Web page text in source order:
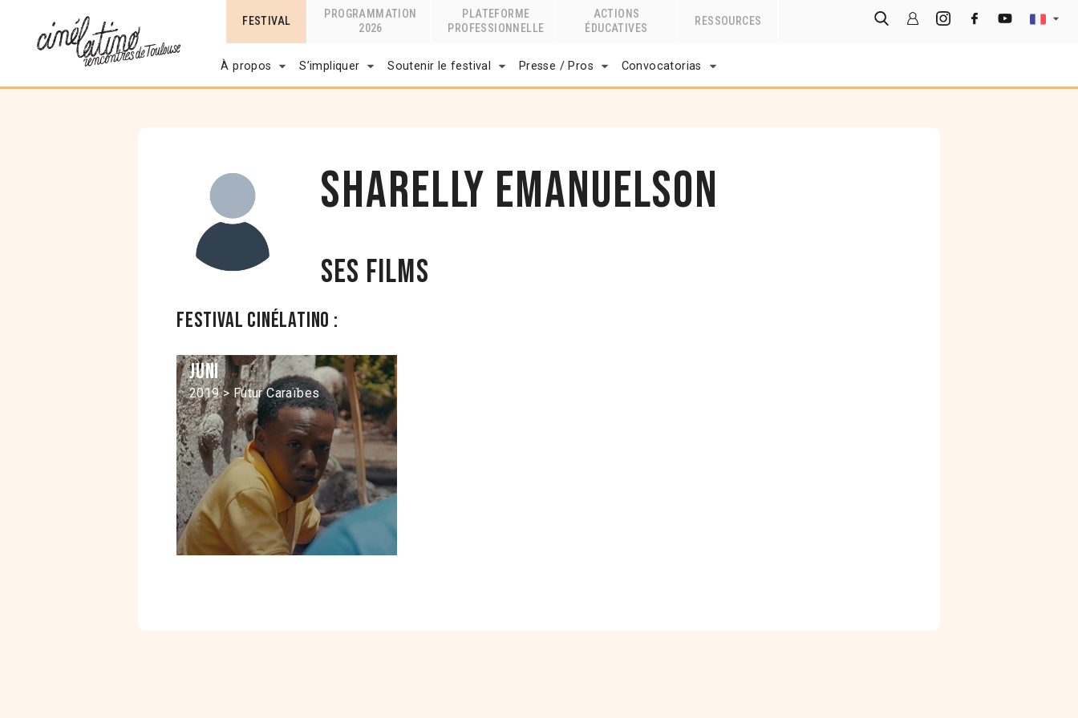
FESTIVAL
PROGRAMMATION
2026
PLATEFORME
PROFESSIONNELLE
ACTIONS
ÉDUCATIVES
RESSOURCES
À propos S’impliquer Soutenir le festival Presse / Pros Convocatorias
Sharelly Emanuelson
Ses films
Festival Cinélatino :
Juni
2019 > Futur Caraïbes